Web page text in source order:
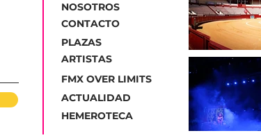
Los Conciertos del
Verano en el Ruedo
arrancan este viernes en
Sanlúcar de Barrameda
NOSOTROS
CONTACTO
PLAZAS
ARTISTAS
FMX OVER LIMITS
ACTUALIDAD
HEMEROTECA